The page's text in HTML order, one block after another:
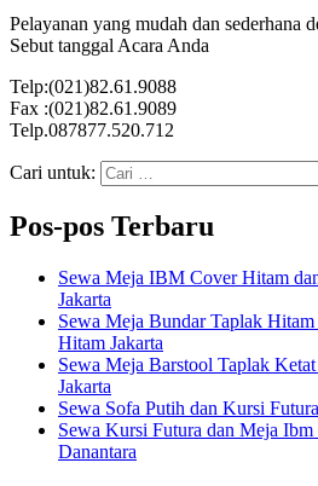
Pelayanan yang mudah dan sederhana
Sebut tanggal Acara Anda
Telp:(021)82.61.9088
Fax :(021)82.61.9089
Telp.087877.520.712
Cari untuk:
Pos-pos Terbaru
Sewa Meja IBM Cover Hitam
Jakarta
Sewa Meja Bundar Taplak
Hitam Jakarta
Sewa Meja Barstool Taplak
Jakarta
Sewa Sofa Putih dan Kursi
Sewa Kursi Futura dan Meja
Danantara